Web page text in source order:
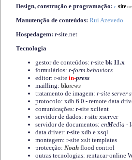
Design, construção e programação: r-site
Manutenção de conteúdos: Rui Azevedo
Hospedagem: r-site.net
Tecnologia
gestor de conteúdos: r-site bk 11.x
formulários: r-form behaviors
editor: r-site in-press
mailling: bknews
tratamento de imagem: r-site server
protocolo: xdb 6.0 - remote data
comunicações: r-site xclient
servidor de dados: r-site xserver
servidor de documentos: enMedia -
data driver: r-site xdb e xsql
montagem: r-site xslt templates
protecção: Noah flood control
outras tecnologias: rentacar-online